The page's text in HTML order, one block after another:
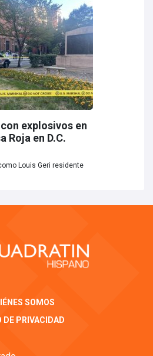
explosivos en
Roja en D.C.
Louis Geri residente
SOMOS
DE PRIVACIDAD